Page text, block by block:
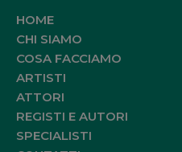
HOME
CHI SIAMO
COSA FACCIAMO
ARTISTI
ATTORI
REGISTI E AUTORI
SPECIALISTI